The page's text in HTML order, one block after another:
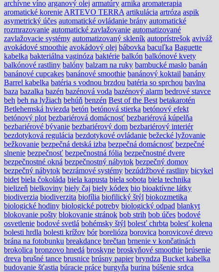
archívne víno arganový olej armatúry arnika aromaterapia
aromatické korenie ARTEVO TERRA artikulácia artróza aspik
asymetrický účes automatické ovládanie brány automatické
rozmrazovanie automatické zavlažovanie automatizované
zavlažovacie systémy automatizovaný skleník autoprístrešok aviváž
avokádové smoothie avokádový olej bábovka bacuľka Baguette
kabelka bakteriálna vaginóza baktérie balkón balkónové kvety
balkónové rastliny balóny balzam na ruky bambucké maslo banán
banánové cupcakes banánové smoothie banánový koktail banány
Barrel kabelka batéria s vodnou brzdou batéria so sprchou bavlna
baza bazalka bazén bazénová voda bazénový alarm bedrové stavce
beh beh na lyžiach behúň benzén Best of the Best betakarotén
Betlehemská hviezda betón betónová stierka betónový efekt
betónový plot bezbariérová domácnosť bezbariérová kúpelňa
bezbariérové bývanie bezbariérový dom bezbariérový interiér
bezdotyková regulácia bezdotykové ovládanie bežecké lyžovanie
bežkovanie bezpečná detská izba bezpečná domácnosť bezpečné
slnenie bezpečnosť bezpečnostná fólia bezpečnostné dvere
bezpečnostné okná bezpečnostný nábytok bezpečný domov
bezpečný nábytok bezrámové systémy bezúdržbové rastliny bicykel
bidet biela čokoláda biela kapusta biela sobota biela technika
bielizeň bielkoviny biely čaj biely kódex bio bioaktívne látky
biodiverzia biodiverzita biofília biofilický štýl biokozmetika
biologické hodiny biologické potreby biologický odpad blankyt
blokovanie pošty blokovanie stránok bob strih bob účes bodové
osvetlenie bodové svetlá bohémsky štýl bolesť chrbta bolesť kolena
bolesti hrdla bolesti krížov bór borelióza borovica borovicové drevo
brána na fotobunku breakdance brečtan brnenie v končatinách
brokolica bronzovo hnedá broskyne broskyňové smoothie brúsenie
dreva brušné tance brusnice brúsny papier bryndza Bucket kabelka
budovanie šťastia búracie práce burgyňa burina búšenie srdca